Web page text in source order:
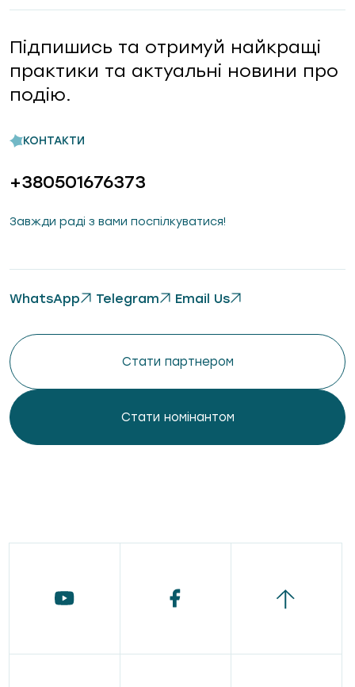
КОНТАКТИ
+380501676373
Завжди раді з вами поспілкуватися!
WhatsApp Telegram Email Us
Стати партнером
Стати номінантом
Підпишись та отримуй найкращі
практики та актуальні новини про
подію.